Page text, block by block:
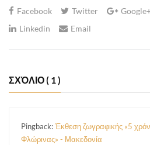
Facebook Twitter
Linkedin
Email
ΣΧΌΛΙΟ( 1 )
Pingback:Έκθεση ζωγραφικής «5
Φλώρινας» - Μακεδονία